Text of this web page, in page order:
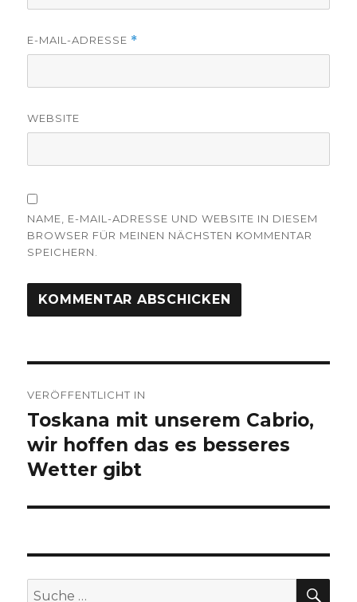
E-MAIL-ADRESSE *
WEBSITE
NAME, E-MAIL-ADRESSE UND WEBSITE IN DIESEM
BROWSER FÜR MEINEN NÄCHSTEN KOMMENTAR
SPEICHERN.
VERÖFFENTLICHT IN
Toskana mit unserem Cabrio,
wir hoffen das es besseres
Wetter gibt
Suche